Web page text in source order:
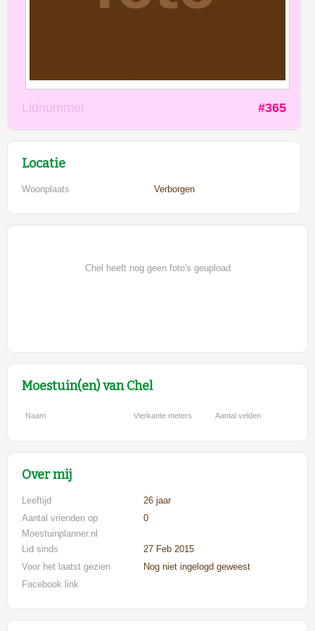
Lidnummer #365
Locatie
Woonplaats Verborgen
Chel heeft nog geen foto's geupload
Moestuin(en) van Chel
Naam Vierkante meters Aantal velden
Over mij
Leeftijd
26 jaar
Aantal vrienden op
Moestuinplanner.nl
0
Lid sinds
27 Feb 2015
Voor het laatst gezien
Nog niet ingelogd geweest
Facebook link